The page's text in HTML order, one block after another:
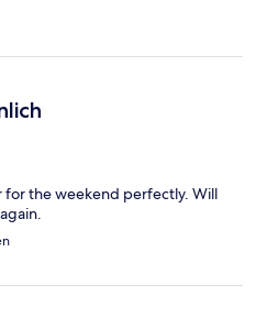
for the weekend perfectly. Will